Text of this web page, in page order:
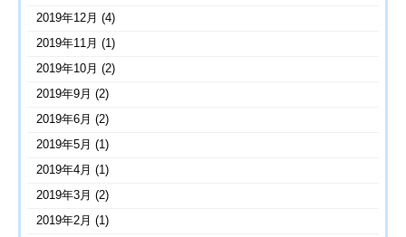
2019年12月 (4)
2019年11月 (1)
2019年10月 (2)
2019年9月 (2)
2019年6月 (2)
2019年5月 (1)
2019年4月 (1)
2019年3月 (2)
2019年2月 (1)